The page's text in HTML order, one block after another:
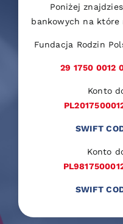
Poniżej
bankowych na które
Fundacja Rodzin
29 1750 0012
Konto
SWIFT
Konto
SWIFT